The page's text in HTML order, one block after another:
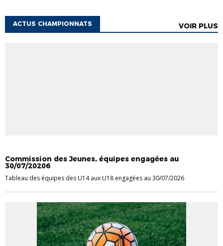
ACTUS CHAMPIONNATS VOIR PLUS
Commission des Jeunes, équipes engagées au
30/07/20206
Tableau des équipes des U14 aux U18 engagées au 30/07/2026